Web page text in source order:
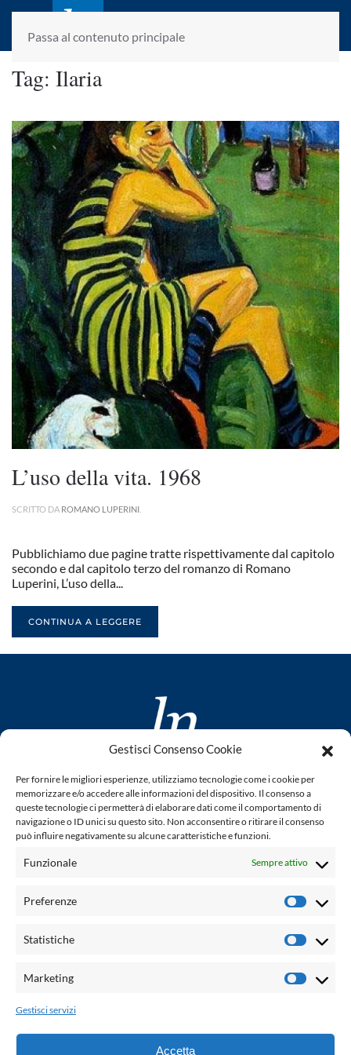
Gestisci Consenso Cookie
Per fornire le migliori esperienze, utilizziamo tecnologie come i cookie per
memorizzare e/o accedere alle informazioni del dispositivo. Il consenso a
queste tecnologie ci permetterà di elaborare dati come il comportamento di
navigazione o ID unici su questo sito. Non acconsentire o ritirare il consenso
può influire negativamente su alcune caratteristiche e funzioni.
Funzionale Sempre attivo
Preferenze
Statistiche
Marketing
Gestisci servizi
Accetta
Passa al contenuto principale
laletteraturaenoi.it
fondato da Romano Luperini
Tag: Ilaria
L’uso della vita. 1968
SCRITTO DA ROMANO LUPERINI
Pubblichiamo due pagine tratte rispettivamente dal capitolo
secondo e dal capitolo terzo del romanzo di Romano
Luperini, L’uso della...
CONTINUA A LEGGERE
www.laletteraturaenoi.it
fondato da Romano Luperini
Questo blog non rappresenta una testata giornalistica in
quanto viene aggiornato senza alcuna periodicità. Non può
legge n° 62 del 7.03.2001. L'autore non è responsabile per
email:
Grafica e web:Salvatore Leto